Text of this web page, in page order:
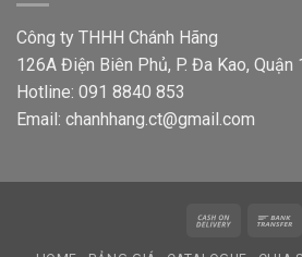
Công ty THHH Chánh Hãng
126A Điện Biên Phủ, P. Đa Kao, Quận
Hotline: 091 8840 853
Email: chanhhang.ct@gmail.com
Cash